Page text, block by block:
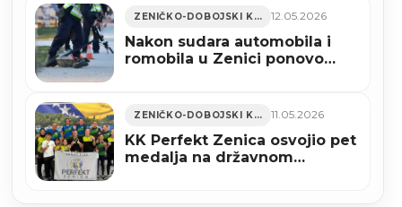
ZENIČKO-DOBOJSKI KANTON 12.05.2026
Nakon sudara automobila i
romobila u Zenici ponovo
ZENIČKO-DOBOJSKI KANTON 11.05.2026
KK Perfekt Zenica osvojio pet
medalja na državnom